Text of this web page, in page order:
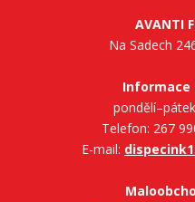
AVANTI
Na Sadech
Informace
Telefon: 267
E-mail: